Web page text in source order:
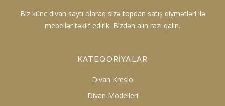
Biz künc divan saytı olaraq sizə topdan satış qiymətləri ilə
mebellər təklif edirik. Bizdən alın razı qalın.
KATEQORIYALAR
Divan Kreslo
Divan Modelleri